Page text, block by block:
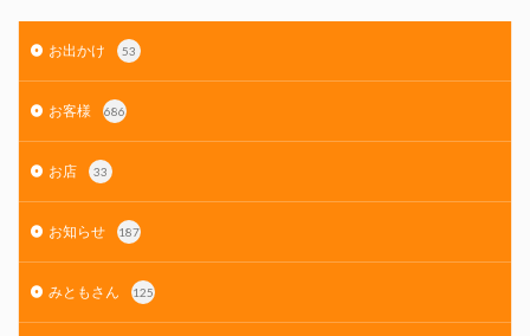
お出かけ 53
お客様 686
お店 33
お知らせ 187
みともさん 125